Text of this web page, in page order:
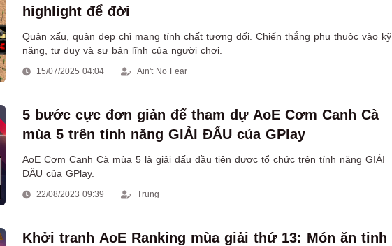
highlight để đời
Quân xấu, quân đẹp chỉ mang tính chất tương đối. Chiến thắng phụ thuộc vào kỹ
năng, tư duy và sự bản lĩnh của người chơi.
15/07/2025 04:04 Ain't No Fear
5 bước cực đơn giản để tham dự AoE Cơm Canh Cà
mùa 5 trên tính năng GIẢI ĐẤU của GPlay
AoE Cơm Canh Cà mùa 5 là giải đấu đầu tiên được tổ chức trên tính năng GIẢI
ĐẤU của GPlay.
22/08/2023 09:39 Trung
Khởi tranh AoE Ranking mùa giải thứ 13: Món ăn tinh